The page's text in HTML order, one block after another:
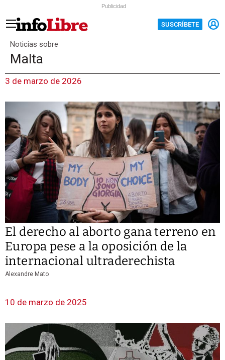
Publicidad
SUSCRÍBETE
Noticias sobre
Malta
3 de marzo de 2026
El derecho al aborto gana terreno en
Europa pese a la oposición de la
internacional ultraderechista
Alexandre Mato
10 de marzo de 2025